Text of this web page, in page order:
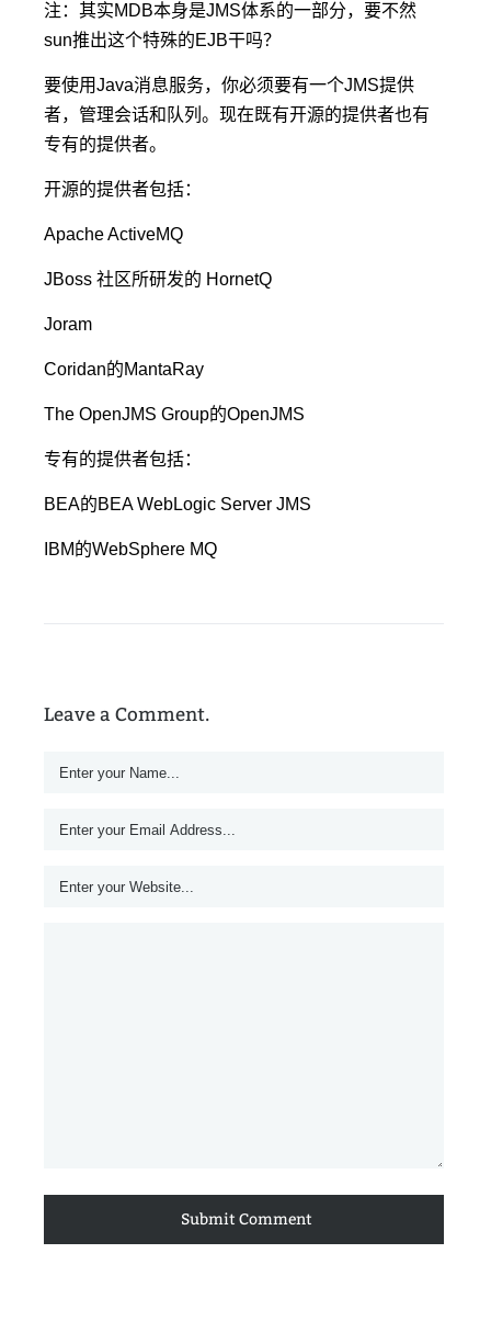
注：其实MDB本身是JMS体系的一部分，要不然
sun推出这个特殊的EJB干吗？
要使用Java消息服务，你必须要有一个JMS提供
者，管理会话和队列。现在既有开源的提供者也有
专有的提供者。
开源的提供者包括：
Apache ActiveMQ
JBoss 社区所研发的 HornetQ
Joram
Coridan的MantaRay
The OpenJMS Group的OpenJMS
专有的提供者包括：
BEA的BEA WebLogic Server JMS
IBM的WebSphere MQ
Leave a Comment.